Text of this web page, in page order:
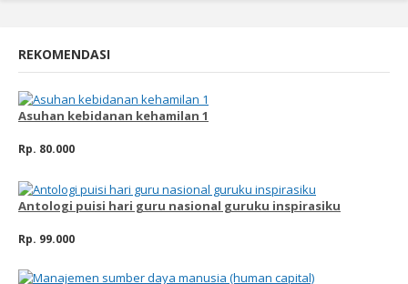
REKOMENDASI
Asuhan kebidanan kehamilan 1
Rp. 80.000
Antologi puisi hari guru nasional guruku inspirasiku
Rp. 99.000